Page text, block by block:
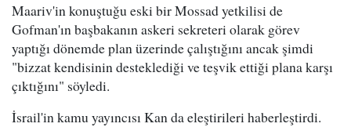
Maariv'in konuştuğu eski bir Mossad yetkilisi de
Gofman'ın başbakanın askeri sekreteri olarak görev
yaptığı dönemde plan üzerinde çalıştığını ancak şimdi
"bizzat kendisinin desteklediği ve teşvik ettiği plana karşı
çıktığını" söyledi.
İsrail'in kamu yayıncısı Kan da eleştirileri haberleştirdi.